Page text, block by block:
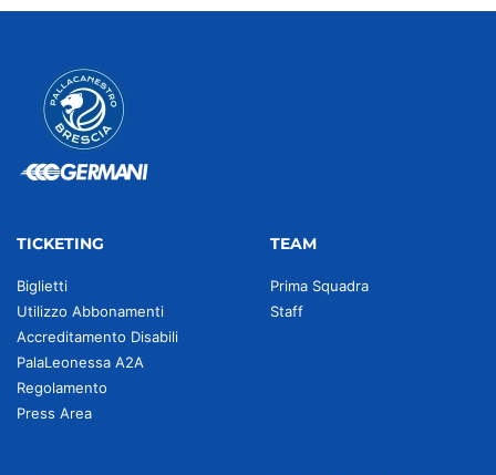
TICKETING
Biglietti
Utilizzo Abbonamenti
Accreditamento Disabili
PalaLeonessa A2A
Regolamento
Press Area
TEAM
Prima Squadra
Staff